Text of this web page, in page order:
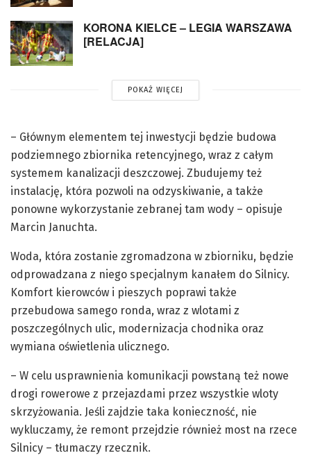
KORONA KIELCE – LEGIA WARSZAWA
[RELACJA]
POKAŻ WIĘCEJ
– Głównym elementem tej inwestycji będzie budowa
podziemnego zbiornika retencyjnego, wraz z całym
systemem kanalizacji deszczowej. Zbudujemy też
instalację, która pozwoli na odzyskiwanie, a także
ponowne wykorzystanie zebranej tam wody – opisuje
Marcin Januchta.
Woda, która zostanie zgromadzona w zbiorniku, będzie
odprowadzana z niego specjalnym kanałem do Silnicy.
Komfort kierowców i pieszych poprawi także
przebudowa samego ronda, wraz z wlotami z
poszczególnych ulic, modernizacja chodnika oraz
wymiana oświetlenia ulicznego.
– W celu usprawnienia komunikacji powstaną też nowe
drogi rowerowe z przejazdami przez wszystkie wloty
skrzyżowania. Jeśli zajdzie taka konieczność, nie
wykluczamy, że remont przejdzie również most na rzece
Silnicy – tłumaczy rzecznik.